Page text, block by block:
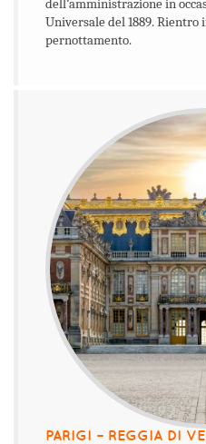
dell’amministrazione in
Universale del 1889. Rientro
pernottamento.
PARIGI – REGGIA DI